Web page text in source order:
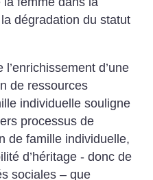
dégradation du statut
d’une
de ressources
individuelle souligne
processus de
de famille individuelle,
d’héritage - donc de
sociales – que